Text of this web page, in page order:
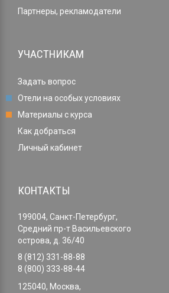
Партнеры, рекламодатели
УЧАСТНИКАМ
Задать вопрос
Отели на особых условиях
Материалы с курса
Как добраться
Личный кабинет
КОНТАКТЫ
199004, Санкт-Петербург,
Средний пр-т Васильевского
острова, д. 36/40
8 (812) 331-88-88
8 (800) 333-88-44
125040, Москва,